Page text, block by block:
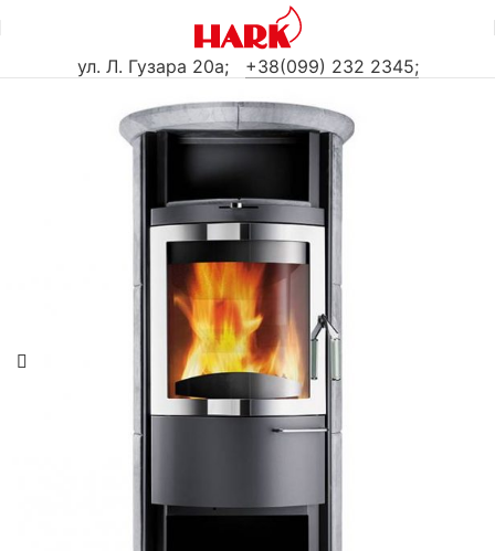
ул. Л. Гузара 20а; +38(099) 232 2345;